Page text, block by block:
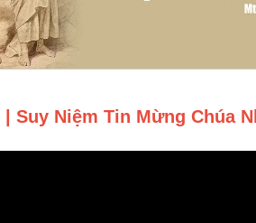
Suy Niệm Tin Mừng Chúa